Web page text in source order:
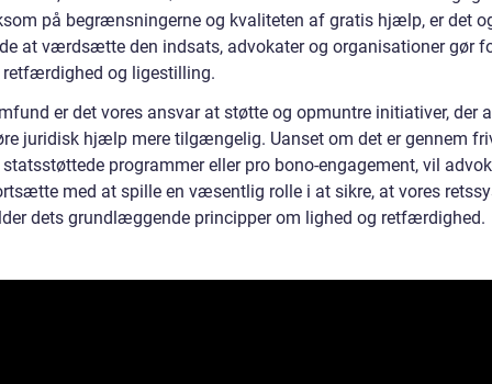
på begrænsningerne og kvaliteten af gratis hjælp, er det
at værdsætte den indsats, advokater og organisationer gør
og ligestilling.
er det vores ansvar at støtte og opmuntre initiativer, der
juridisk hjælp mere tilgængelig. Uanset om det er gennem
statsstøttede programmer eller pro bono-engagement, vil
med at spille en væsentlig rolle i at sikre, at vores
dets grundlæggende principper om lighed og retfærdighed.